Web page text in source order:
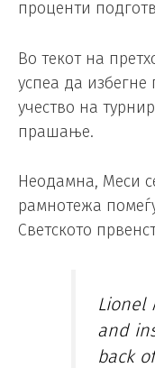
проценти
Во текот на
успеа да избегне
учество на
прашање.
Неодамна, Меси
рамнотежа
Светското
Lionel
and
back